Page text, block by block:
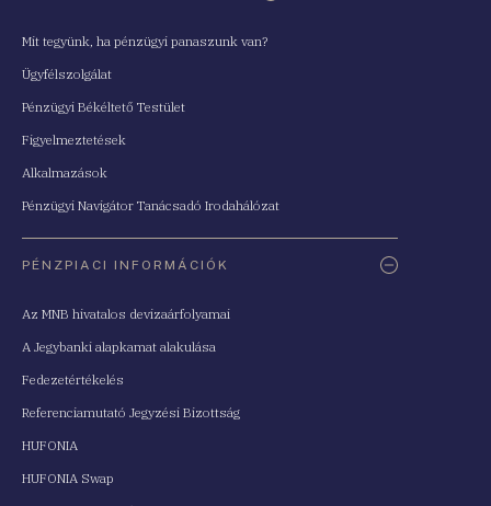
Mit tegyünk, ha pénzügyi panaszunk van?
Ügyfélszolgálat
Pénzügyi Békéltető Testület
Figyelmeztetések
Alkalmazások
Pénzügyi Navigátor Tanácsadó Irodahálózat
PÉNZPIACI INFORMÁCIÓK
Az MNB hivatalos devizaárfolyamai
A Jegybanki alapkamat alakulása
Fedezetértékelés
Referenciamutató Jegyzési Bizottság
HUFONIA
HUFONIA Swap